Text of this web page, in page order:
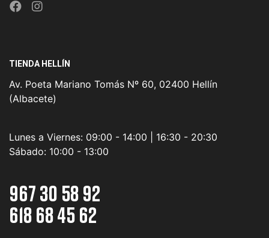
TIENDA HELLÍN
Av. Poeta Mariano Tomás Nº 60, 02400 Hellín
(Albacete)
Lunes a Viernes: 09:00 - 14:00 | 16:30 - 20:30
Sábado: 10:00 - 13:00
967 30 58 92
618 68 45 62